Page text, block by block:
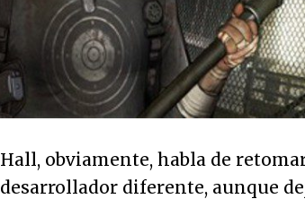
Hall, obviamente, habla de
desarrollador diferente, aunque